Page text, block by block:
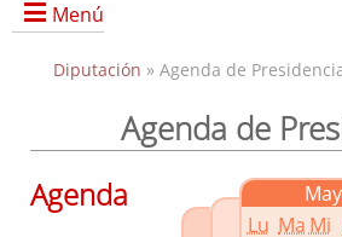
Menú
Presidencia
Grupos Políticos
Diputación » Agenda de
Agenda de
Lu Ma Mi
Agenda